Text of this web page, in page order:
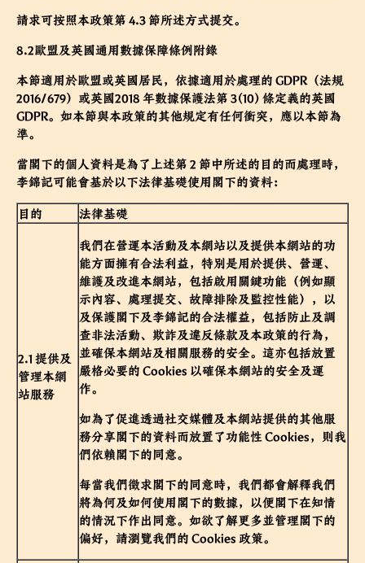
請求可按照本政策第 4.3 節所述方式提交。
8.2歐盟及英國通用數據保障條例附錄
本節適用於歐盟或英國居民，依據適用於處理的 GDPR（法規
2016/679）或英國2018 年數據保護法第 3(10) 條定義的英國
GDPR。如本節與本政策的其他規定有任何衝突，應以本節為
準。
當閣下的個人資料是為了上述第 2 節中所述的目的而處理時，
李錦記可能會基於以下法律基礎使用閣下的資料：
目的
法律基礎
2.1 提供及
管理本網
站服務
我們在營運本活動及本網站以及提供本網站的功
能方面擁有合法利益，特別是用於提供、營運、
維護及改進本網站，包括啟用關鍵功能（例如顯
示內容、處理提交、故障排除及監控性能），以
及保護閣下及李錦記的合法權益，包括防止及調
查非法活動、欺詐及違反條款及本政策的行為，
並確保本網站及相關服務的安全。這亦包括放置
嚴格必要的 Cookies 以確保本網站的安全及運
作。
如為了促進透過社交媒體及本網站提供的其他服
務分享閣下的資料而放置了功能性 Cookies，則我
們依賴閣下的同意。
每當我們徵求閣下的同意時，我們都會解釋我們
將為何及如何使用閣下的數據，以便閣下在知情
的情況下作出同意。如欲了解更多並管理閣下的
偏好，請瀏覽我們的Cookies 政策。